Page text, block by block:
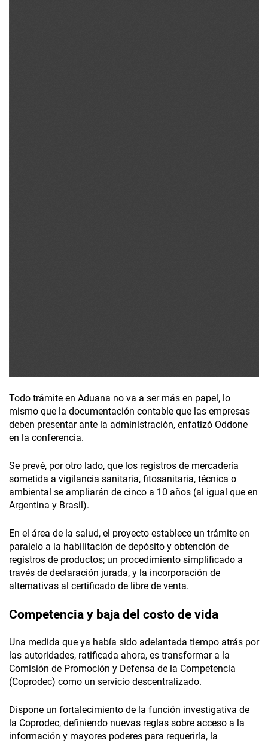
Todo trámite en Aduana no va a ser más en papel, lo
mismo que la documentación contable que las empresas
deben presentar ante la administración, enfatizó Oddone
en la conferencia.
Se prevé, por otro lado, que los registros de mercadería
sometida a vigilancia sanitaria, fitosanitaria, técnica o
ambiental se ampliarán de cinco a 10 años (al igual que en
Argentina y Brasil).
En el área de la salud, el proyecto establece un trámite en
paralelo a la habilitación de depósito y obtención de
registros de productos; un procedimiento simplificado a
través de declaración jurada, y la incorporación de
alternativas al certificado de libre de venta.
Competencia y baja del costo de vida
Una medida que ya había sido adelantada tiempo atrás por
las autoridades, ratificada ahora, es transformar a la
Comisión de Promoción y Defensa de la Competencia
(Coprodec) como un servicio descentralizado.
Dispone un fortalecimiento de la función investigativa de
la Coprodec, definiendo nuevas reglas sobre acceso a la
información y mayores poderes para requerirla, la